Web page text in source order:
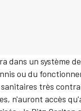
dans un système
ou du
très
n'auront accès